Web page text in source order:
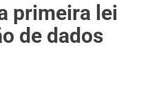
primeira lei
de dados